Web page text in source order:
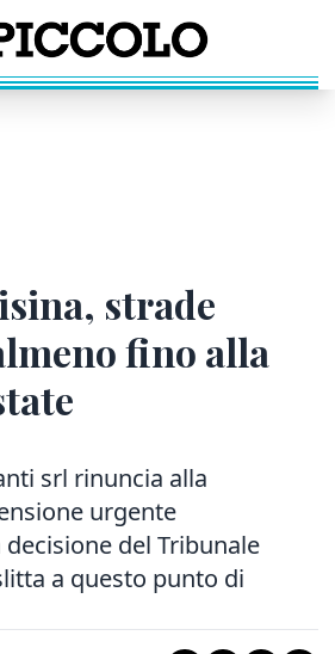
strade
fino alla
srl rinuncia alla
urgente
decisione del Tribunale
a questo punto di